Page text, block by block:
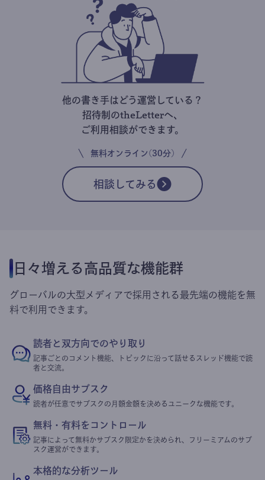
他の書き手はどう運営している？
招待制のtheLetterへ、
ご利用相談ができます。
無料オンライン(30分)
相談してみる
日々増える高品質な機能群
グローバルの大型メディアで採用される最先端の機能を無
料で利用できます。
読者と双方向でのやり取り
記事ごとのコメント機能、トピックに沿って話せるスレッド機能で読
者と交流。
価格自由サブスク
読者が任意でサブスクの月額金額を決めるユニークな機能です。
無料・有料をコントロール
記事によって無料かサブスク限定かを決められ、フリーミアムのサブ
スク運営ができます。
本格的な分析ツール